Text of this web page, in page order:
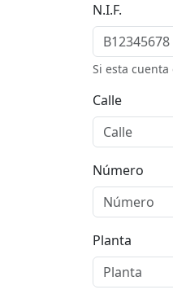
N.I.F.
Si esta
Calle
Número
Planta